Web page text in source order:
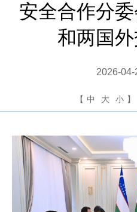
安全合作分
和两国
2026-
【 中 大 小 】